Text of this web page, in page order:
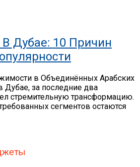
Дубае: 10 Причин
в Объединённых Арабских
Дубае, за последние два
стремительную трансформацию.
сегментов остаются